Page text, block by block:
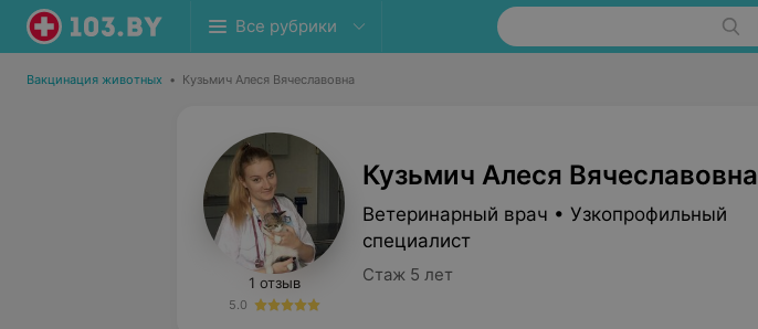
Все рубрики
Вакцинация животных • Кузьмич Алеся Вячеславовна
1 отзыв
5.0
Кузьмич Алеся Вячеславовна
Ветеринарный врач • Узкопрофильный
специалист
Стаж 5 лет